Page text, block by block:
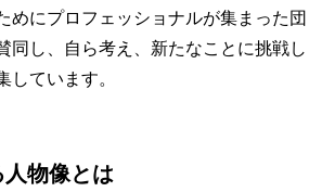
めにプロフェッショナルが集まった団
同し、自ら考え、新たなことに挑戦し
ています。
物像とは